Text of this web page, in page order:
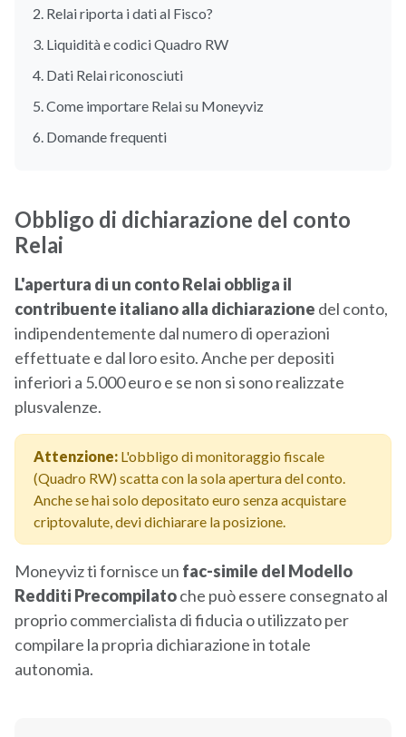
2. Relai riporta i dati al Fisco?
3. Liquidità e codici Quadro RW
4. Dati Relai riconosciuti
5. Come importare Relai su Moneyviz
6. Domande frequenti
Obbligo di dichiarazione del conto
Relai
L'apertura di un conto Relai obbliga il
contribuente italiano alla dichiarazione del conto,
indipendentemente dal numero di operazioni
effettuate e dal loro esito. Anche per depositi
inferiori a 5.000 euro e se non si sono realizzate
plusvalenze.
Attenzione: L'obbligo di monitoraggio fiscale
(Quadro RW) scatta con la sola apertura del conto.
Anche se hai solo depositato euro senza acquistare
criptovalute, devi dichiarare la posizione.
Moneyviz ti fornisce un fac-simile del Modello
Redditi Precompilatoche può essere consegnato al
proprio commercialista di fiducia o utilizzato per
compilare la propria dichiarazione in totale
autonomia.